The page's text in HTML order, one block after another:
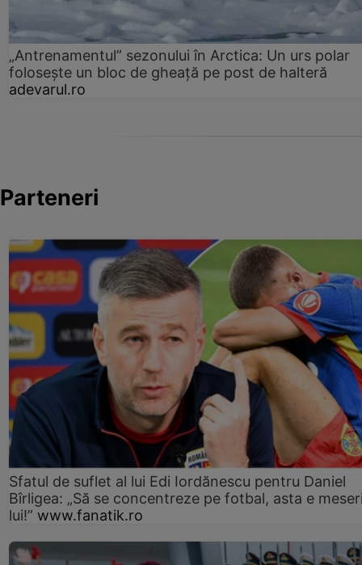
„Antrenamentul” sezonului în Arctica: Un urs polar
folosește un bloc de gheață pe post de halteră
adevarul.ro
Parteneri
Sfatul de suflet al lui Edi Iordănescu pentru Daniel
Bîrligea: „Să se concentreze pe fotbal, asta e
lui!” www.fanatik.ro